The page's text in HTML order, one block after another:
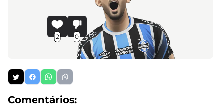
2 0
Comentários: